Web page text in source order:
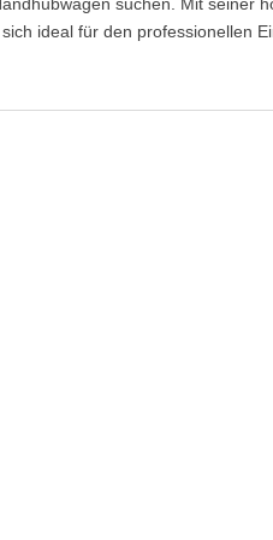
ideal für den professionellen